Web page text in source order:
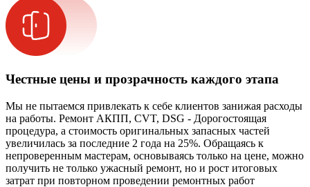
Честные цены и прозрачность каждого этапа
Мы не пытаемся привлекать к себе клиентов занижая расходы
на работы. Ремонт АКПП, CVT, DSG - Дорогостоящая
процедура, а стоимость оригинальных запасных частей
увеличилась за последние 2 года на 25%. Обращаясь к
непроверенным мастерам, основываясь только на цене, можно
получить не только ужасный ремонт, но и рост итоговых
затрат при повторном проведении ремонтных работ